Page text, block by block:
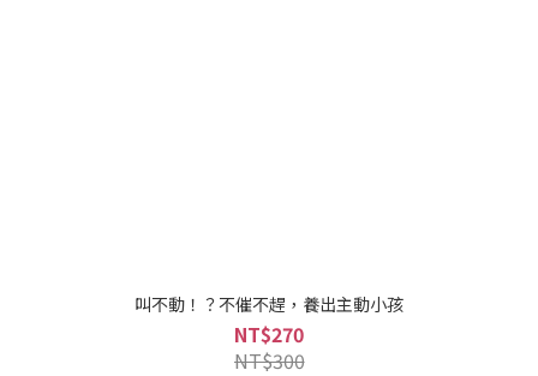
叫不動！？不催不趕，養出主動小孩
NT$270
NT$300